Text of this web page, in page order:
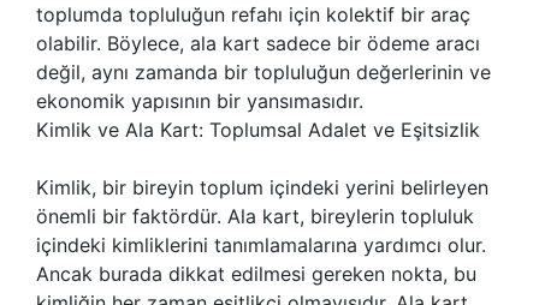
toplumda topluluğun refahı için kolektif bir araç
olabilir. Böylece, ala kart sadece bir ödeme aracı
değil, aynı zamanda bir topluluğun değerlerinin ve
ekonomik yapısının bir yansımasıdır.
Kimlik ve Ala Kart: Toplumsal Adalet ve Eşitsizlik
Kimlik, bir bireyin toplum içindeki yerini belirleyen
önemli bir faktördür. Ala kart, bireylerin topluluk
içindeki kimliklerini tanımlamalarına yardımcı olur.
Ancak burada dikkat edilmesi gereken nokta, bu